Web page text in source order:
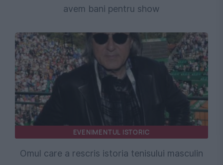
avem bani pentru show
EVENIMENTUL ISTORIC
Omul care a rescris istoria tenisului masculin